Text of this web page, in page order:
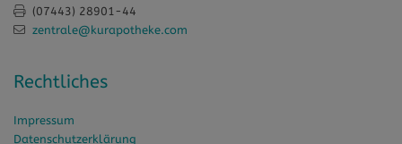
(07443) 28901-44
zentrale@kurapotheke.com
Rechtliches
Impressum
Datenschutzerklärung